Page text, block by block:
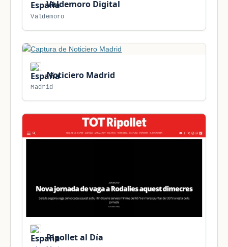
Valdemoro Digital
Valdemoro
Noticiero Madrid
Madrid
Ripollet al Día